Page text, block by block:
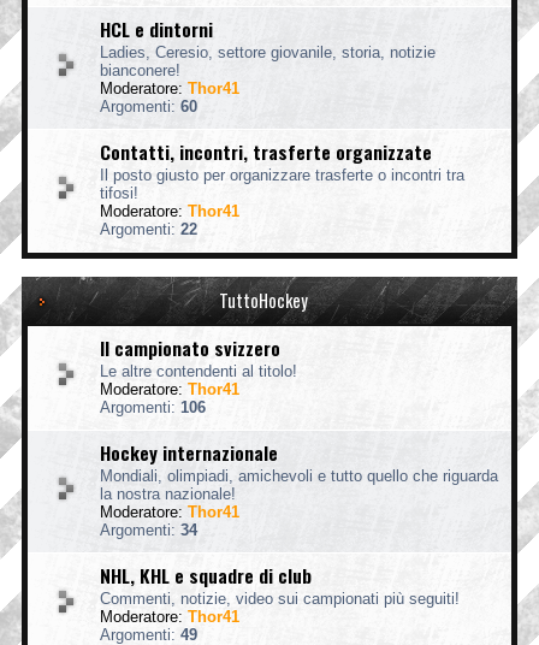
HCL e dintorni
Ladies, Ceresio, settore giovanile, storia, notizie
bianconere!
Moderatore: Thor41
Argomenti: 60
Contatti, incontri, trasferte organizzate
Il posto giusto per organizzare trasferte o incontri tra
tifosi!
Moderatore: Thor41
Argomenti: 22
TuttoHockey
Il campionato svizzero
Le altre contendenti al titolo!
Moderatore: Thor41
Argomenti: 106
Hockey internazionale
Mondiali, olimpiadi, amichevoli e tutto quello che riguarda
la nostra nazionale!
Moderatore: Thor41
Argomenti: 34
NHL, KHL e squadre di club
Commenti, notizie, video sui campionati più seguiti!
Moderatore: Thor41
Argomenti: 49